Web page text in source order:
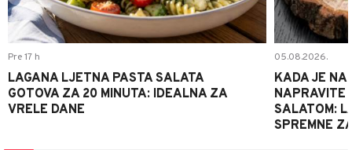
Pre 17 h
LAGANA LJETNA PASTA SALATA
GOTOVA ZA 20 MINUTA: IDEALNA ZA
VRELE DANE
05.08.2026.
KADA JE
NAPRAVITE
SALATOM:
SPREMNE